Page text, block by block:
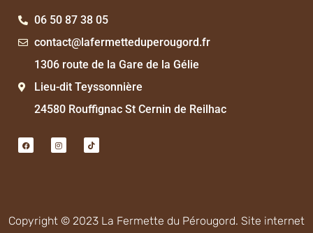
06 50 87 38 05
contact@lafermetteduperougord.fr
1306 route de la Gare de la Gélie
Lieu-dit Teyssonnière
24580 Rouffignac St Cernin de Reilhac
Copyright © 2023 La Fermette du Pérougord. Site internet